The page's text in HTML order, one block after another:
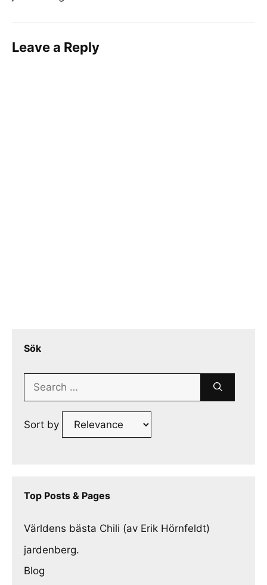
Leave a Reply
Sök
Search
Sort by
Top Posts & Pages
Världens bästa Chili (av Erik Hörnfeldt)
jardenberg.
Blog